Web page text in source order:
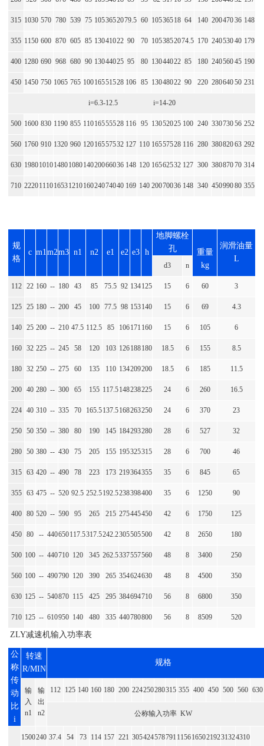
315 1030 570 780 539 75 1053652079.5 60 10536518 64 140 20047036 148
355 1150 600 870 605 85 13041022 90 70 1053852074.5 170 24053040 179
400 1280 690 968 680 90 13044025 95 80 13044022 85 180 24056045 190
450 1450 750 1065 765 10016551528 106 85 13048022 90 220 28064050 231
i=6.3-12.5 i=14-20
500 1600 830 1190 855 11016555528 116 95 13052025 100 240 33073056 252
560 1760 910 1320 960 12016557532 127 110 16557528 116 280 38082063 292
630 198010101480108014020066036 148 120 16562532 127 300 38087070 314
710 222011101653121016024074040 169 140 20070036 148 340 45099080 355
规
格
c m1m2m3 n1 n2 e1 e2 e3 h
地脚螺栓
孔
重量
kg
润滑油量
L
d3 n
112 22 160 -- 180 43 85 75.5 92 134125 15 6 60 3
125 25 180 -- 200 45 100 77.5 98 153140 15 6 69 4.3
140 25 200 -- 210 47.5 112.5 85 106171 160 15 6 105 6
160 32 225 -- 245 58 120 103 126188180 18.5 6 155 8.5
180 32 250 -- 275 60 135 110 134209200 18.5 6 185 11.5
200 40 280 -- 300 65 155 117.5148238225 24 6 260 16.5
224 40 310 -- 335 70 165.5137.5168263250 24 6 370 23
250 50 350 -- 380 80 190 145 184293280 28 6 527 32
280 50 380 -- 430 75 205 155 195325315 28 6 700 46
315 63 420 -- 490 78 223 173 219364355 35 6 845 65
355 63 475 -- 520 92.5 252.5192.5238398400 35 6 1250 90
400 80 520 -- 590 95 265 215 275445450 42 6 1750 125
450 80 -- 440650117.5317.5242.2305505500 42 8 2650 180
500 100 -- 440710 120 345 262.5337557560 48 8 3400 250
560 100 -- 490790 120 390 265 354624630 48 8 4500 350
630 125 -- 540870 115 425 295 384694710 56 8 6800 350
710 125 -- 610950 140 480 335 440780800 56 8 8509 520
ZLY减速机输入功率表
公
称
传
动
比
i
转速
R/MIN
规格
输
入
n1
输
出
n2
112 125 140 160 180 200 224250280315 355 400 450 500 560 630
公称输入功率 KW
1500240 37.4 54 73 114 157 221 305424578791 11561650219231324310